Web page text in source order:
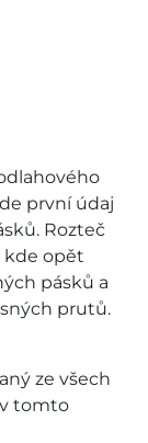
první údaj
Rozteč
kde opět
pásků a
prutů.
ze všech
tomto